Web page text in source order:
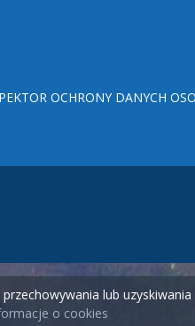
OCHRONY DANYCH
lub
o cookies